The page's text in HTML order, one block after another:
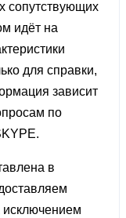
сопутствующих
идёт на
для справки,
зависит
по
​​в
исключением